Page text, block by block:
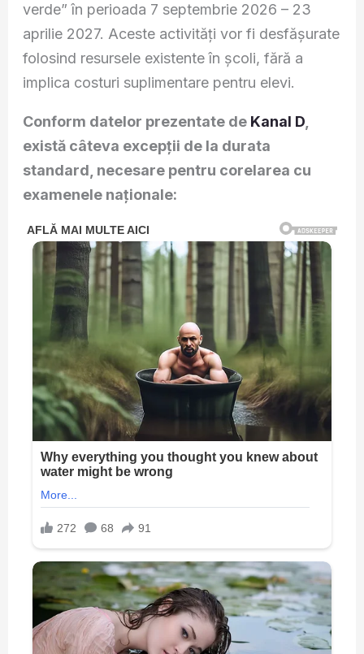
verde” în perioada 7 septembrie 2026 – 23
aprilie 2027. Aceste activități vor fi desfășurate
folosind resursele existente în școli, fără a
implica costuri suplimentare pentru elevi.
Conform datelor prezentate de Kanal D,
există câteva excepții de la durata
standard, necesare pentru corelarea cu
examenele naționale: